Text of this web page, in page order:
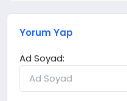
Yorum Yap
Ad Soyad: